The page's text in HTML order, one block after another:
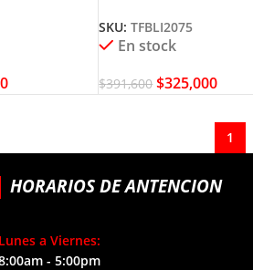
SKU:TFBLI2075
En stock
$391,600 $325,000
1
HORARIOS DE ANTENCION
Lunes a Viernes:
- 5:00pm